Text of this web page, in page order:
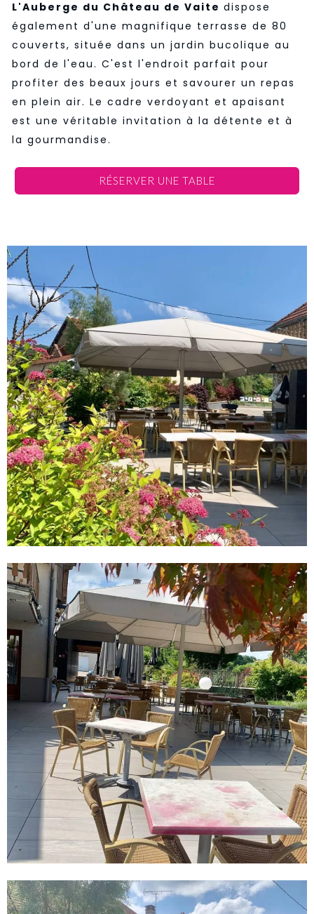
L'Auberge du Château de Vaite dispose
également d'une magnifique terrasse de 80
couverts, située dans un jardin bucolique au
bord de l'eau. C'est l'endroit parfait pour
profiter des beaux jours et savourer un repas
en plein air. Le cadre verdoyant et apaisant
est une véritable invitation à la détente et à
la gourmandise.
RÉSERVER UNE TABLE